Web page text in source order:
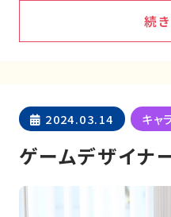
続
2024.03.14 キャ
ゲームデザイナ